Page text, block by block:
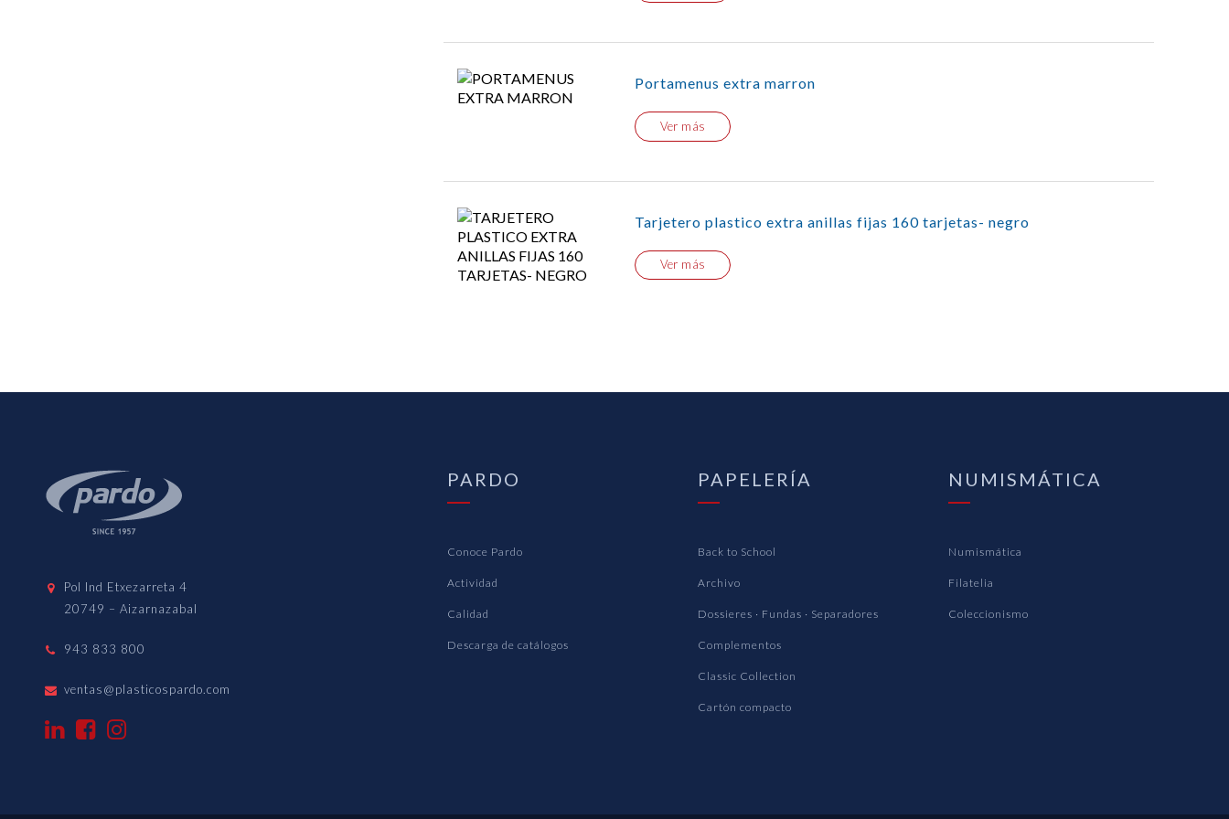
Portamenus extra marron
Ver más
Tarjetero plastico extra anillas fijas 160 tarjetas- negro
Ver más
Pol Ind Etxezarreta 4
20749 – Aizarnazabal
943 833 800
ventas@plasticospardo.com
PARDO
Conoce Pardo
Actividad
Calidad
Descarga de catálogos
PAPELERÍA
Back to School
Archivo
Dossieres · Fundas · Separadores
Complementos
Classic Collection
Cartón compacto
NUMISMÁTICA
Numismática
Filatelia
Coleccionismo